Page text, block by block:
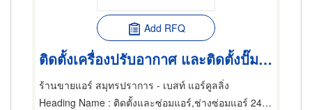
Add RFQ
ติดตั้งเครื่องปรับอากาศ และติดตั้งปั๊มความร้อน
ร้านขายแอร์ สมุทรปราการ - เบสท์ แอร์คูลลิ่ง
Heading Name : ติดตั้งและซ่อมแอร์,ช่างซ่อมแอร์ 24 ชม.,คูลลิ่งทาวเวอร์แอร์ขนาดใหญ่